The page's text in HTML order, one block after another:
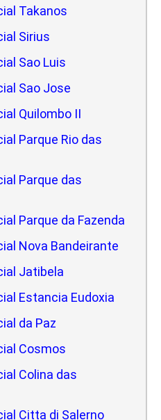
Takanos
Sirius
Sao Luis
Sao Jose
Quilombo II
Parque Rio das
Parque das
Parque da Fazenda
Nova Bandeirante
Jatibela
Estancia Eudoxia
da Paz
Cosmos
Colina das
Citta di Salerno